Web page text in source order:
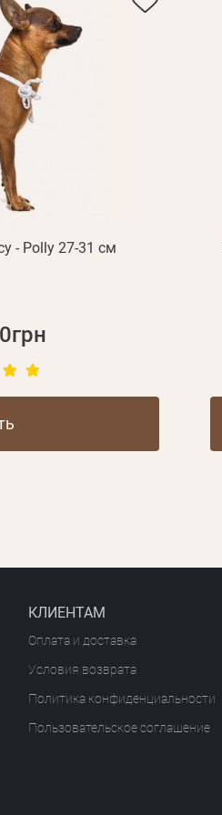
- Polly 27-31 см
КЛИЕНТАМ
Оплата и доставка
Условия возврата
Политика конфиденциальности
Пользовательское соглашение